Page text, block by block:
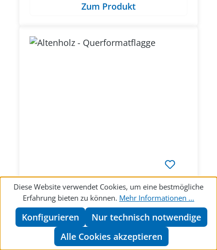
Zum Produkt
Altenholz - Querformatflagge
Diese Website verwendet Cookies, um eine bestmögliche
Erfahrung bieten zu können. Mehr Informationen ...
Nur technisch notwendige
Konfigurieren
Alle Cookies akzeptieren